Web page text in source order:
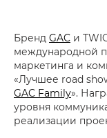
Бренд GAC и
международной
маркетинга и
«Лучшее road
GAC Family».
уровня
реализации